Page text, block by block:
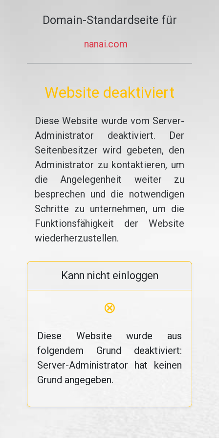
Domain-Standardseite für
nanai.com
Website deaktiviert
Diese Website wurde vom Server-
Administrator deaktiviert. Der
Seitenbesitzer wird gebeten, den
Administrator zu kontaktieren, um
die Angelegenheit weiter zu
besprechen und die notwendigen
Schritte zu unternehmen, um die
Funktionsfähigkeit der Website
wiederherzustellen.
Kann nicht einloggen
⊗
Diese Website wurde aus
folgendem Grund deaktiviert:
Server-Administrator hat keinen
Grund angegeben.